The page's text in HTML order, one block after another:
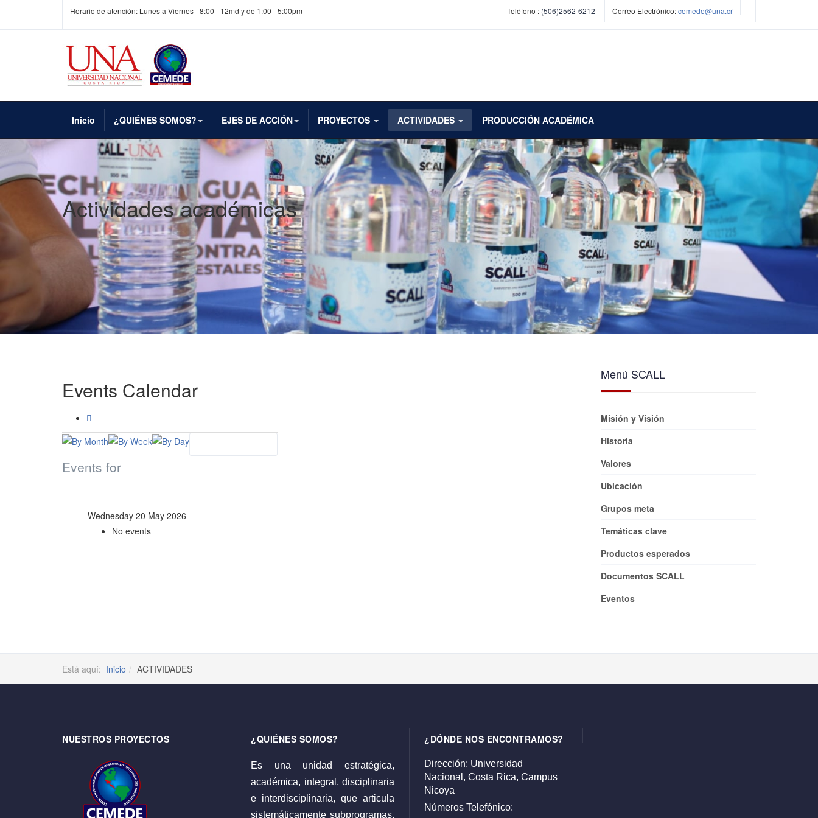
Horario de atención: Lunes a Viernes - 8:00 - 12md y de 1:00 - 5:00pm Teléfono : (506)2562-6212 Correo Electrónico:cemede@una.cr
Inicio ¿QUIÉNES SOMOS? EJES DE ACCIÓN PROYECTOS ACTIVIDADES PRODUCCIÓN ACADÉMICA
Actividades académicas
Events Calendar
Events for
Wednesday 20 May 2026
No events
Menú SCALL
Misión y Visión
Historia
Valores
Ubicación
Grupos meta
Temáticas clave
Productos esperados
Documentos SCALL
Eventos
Está aquí: Inicio ACTIVIDADES
NUESTROS PROYECTOS ¿QUIÉNES SOMOS?
Es una unidad estratégica,
académica, integral, disciplinaria
e interdisciplinaria, que articula
sistemáticamente subprogramas,
¿DÓNDE NOS ENCONTRAMOS?
Dirección: Universidad
Nacional, Costa Rica, Campus
Nicoya
Números Telefónico: